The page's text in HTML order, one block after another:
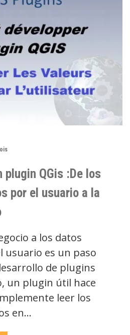
plugin QGis :De los
por el usuario a la
a los datos
usuario es un paso
de plugins
un plugin útil hace
leer los
en…